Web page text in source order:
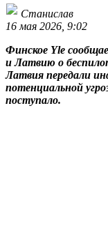
Станислав
16 мая 2026, 9:02
Финское Yle
и Латвию о
Латвия передали
потенциальной
поступало.